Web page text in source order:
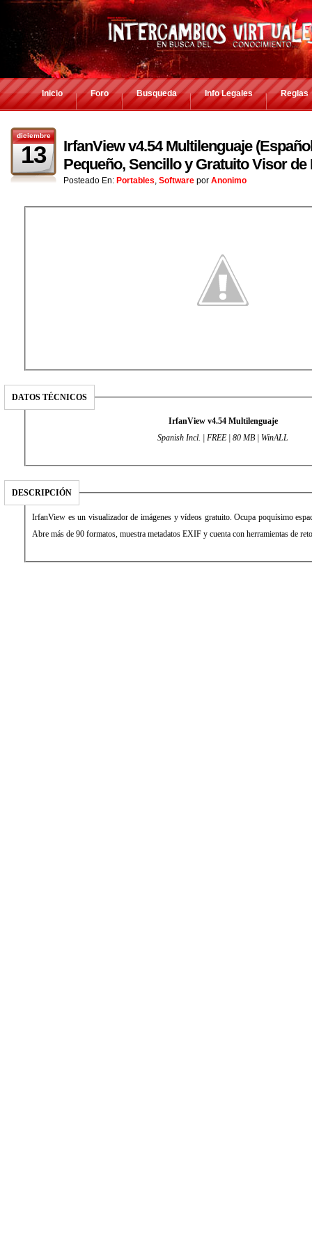
Inicio Foro Busqueda Info Legales Reglas
diciembre
13
IrfanView v4.54 Multilenguaje
Pequeño, Sencillo y Gratuito Visor
Posteado En: Portables, Software por Anonimo
DATOS TÉCNICOS
IrfanView v4.54 Multilenguaje
Spanish Incl. | FREE | 80 MB | WinALL
DESCRIPCIÓN
IrfanView es un visualizador de imágenes y vídeos gratuito. Ocupa poquísimo
Abre más de 90 formatos, muestra metadatos EXIF y cuenta con herramientas de